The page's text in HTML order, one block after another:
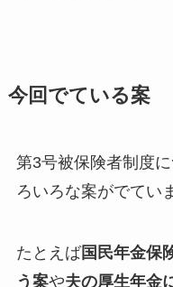
今回でている案
第3号被保険者制度
ろいろな案がでてい
たとえば国民年金保
う案や夫の厚生年金